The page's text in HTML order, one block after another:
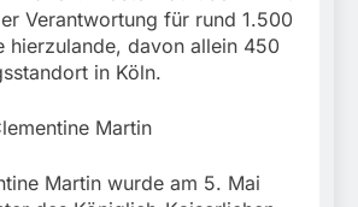
Verantwortung für rund 1.500
hierzulande, davon allein 450
in Köln.
Martin
Martin wurde am 5. Mai